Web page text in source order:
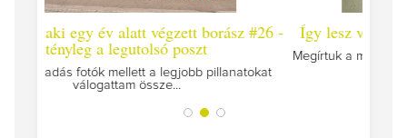
#26 -
pillanatokat
Így lesz valaki egy év alatt végzett borász
Megírtuk a modulzáró vizsgákat, már lázasan
az utolsó...